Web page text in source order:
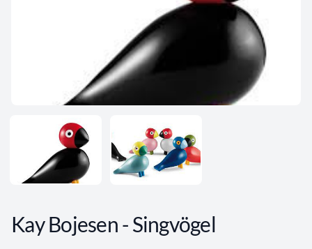
Kay Bojesen - Singvögel